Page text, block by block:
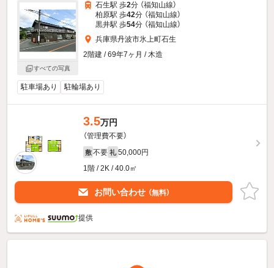
すべての写真
石生駅 歩2分 （福知山線）
柏原駅 歩42分 （福知山線）
黒井駅 歩54分 （福知山線）
兵庫県丹波市氷上町石生
2階建 / 69年7ヶ月 / 木造
駐車場あり 駐輪場あり
3.5万円
（管理費不要）
敷 不要 礼 50,000円
1階 / 2K / 40.0㎡
お問い合わせ （無料）
提供